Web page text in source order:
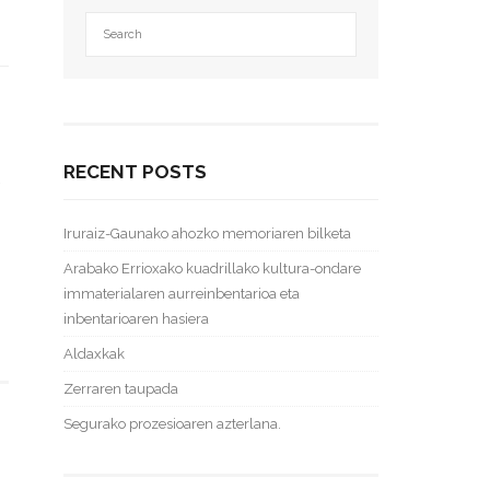
RECENT POSTS
Iruraiz-Gaunako ahozko memoriaren bilketa
Arabako Errioxako kuadrillako kultura-ondare
immaterialaren aurreinbentarioa eta
inbentarioaren hasiera
Aldaxkak
Zerraren taupada
Segurako prozesioaren azterlana.